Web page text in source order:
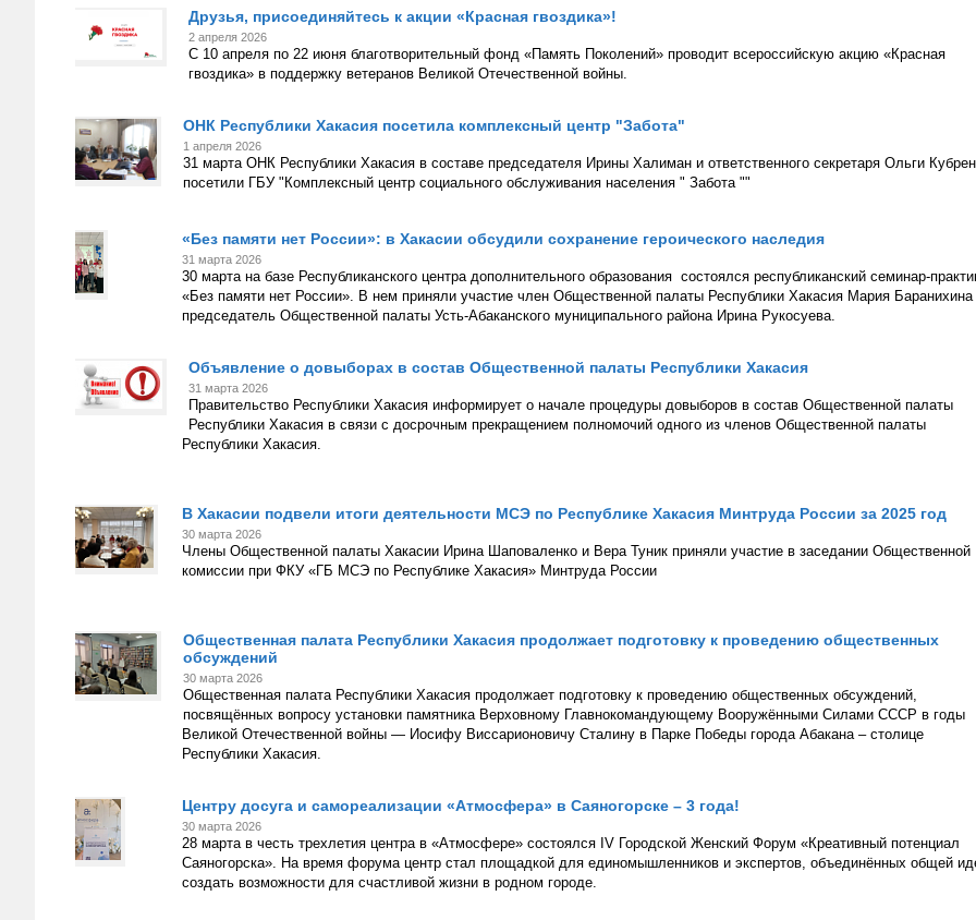
Друзья, присоединяйтесь к акции «Красная гвоздика»!
2 апреля 2026
С 10 апреля по 22 июня благотворительный фонд «Память Поколений» проводит всероссийскую акцию «Красная
гвоздика» в поддержку ветеранов Великой Отечественной войны.
ОНК Республики Хакасия посетила комплексный центр "Забота"
1 апреля 2026
31 марта ОНК Республики Хакасия в составе председателя Ирины Халиман и ответственного секретаря Ольги
посетили ГБУ "Комплексный центр социального обслуживания населения " Забота ""
«Без памяти нет России»: в Хакасии обсудили сохранение героического наследия
31 марта 2026
30 марта на базе Республиканского центра дополнительного образования состоялся республиканский семинар-
«Без памяти нет России». В нем приняли участие член Общественной палаты Республики Хакасия Мария Баранихина
председатель Общественной палаты Усть-Абаканского муниципального района Ирина Рукосуева.
Объявление о довыборах в состав Общественной палаты Республики Хакасия
31 марта 2026
Правительство Республики Хакасия информирует о начале процедуры довыборов в состав Общественной палаты
Республики Хакасия в связи с досрочным прекращением полномочий одного из членов Общественной палаты
Республики Хакасия.
В Хакасии подвели итоги деятельности МСЭ по Республике Хакасия Минтруда России за 2025 год
30 марта 2026
Члены Общественной палаты Хакасии Ирина Шаповаленко и Вера Туник приняли участие в заседании Общественной
комиссии при ФКУ «ГБ МСЭ по Республике Хакасия» Минтруда России
Общественная палата Республики Хакасия продолжает подготовку к проведению общественных
обсуждений
30 марта 2026
Общественная палата Республики Хакасия продолжает подготовку к проведению общественных обсуждений,
посвящённых вопросу установки памятника Верховному Главнокомандующему Вооружёнными Силами СССР в годы
Великой Отечественной войны — Иосифу Виссарионовичу Сталину в Парке Победы города Абакана – столице
Республики Хакасия.
Центру досуга и самореализации «Атмосфера» в Саяногорске – 3 года!
30 марта 2026
28 марта в честь трехлетия центра в «Атмосфере» состоялся IV Городской Женский Форум «Креативный потенциал
Саяногорска». На время форума центр стал площадкой для единомышленников и экспертов, объединённых общей
создать возможности для счастливой жизни в родном городе.